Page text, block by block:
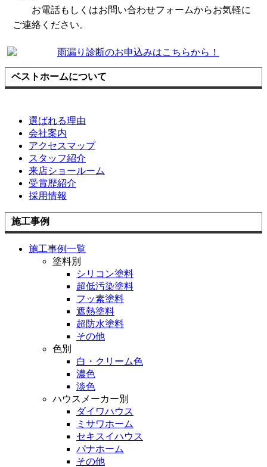
お電話もしくはお問い合わせフォームからお気軽に
ご連絡ください。
ベストホームについて
選ばれる理由
会社案内
アクセスマップ
スタッフ紹介
来店ショールーム
受賞歴紹介
採用情報
施工事例
施工事例一覧
塗料別
シリコン塗料
超低汚染塗料
フッ素塗料
遮熱塗料
超防水塗料
その他
色別
白・クリーム色
濃色
淡色
ハウスメーカー別
ダイワハウス
ミサワホーム
セキスイハウス
パナホーム
その他